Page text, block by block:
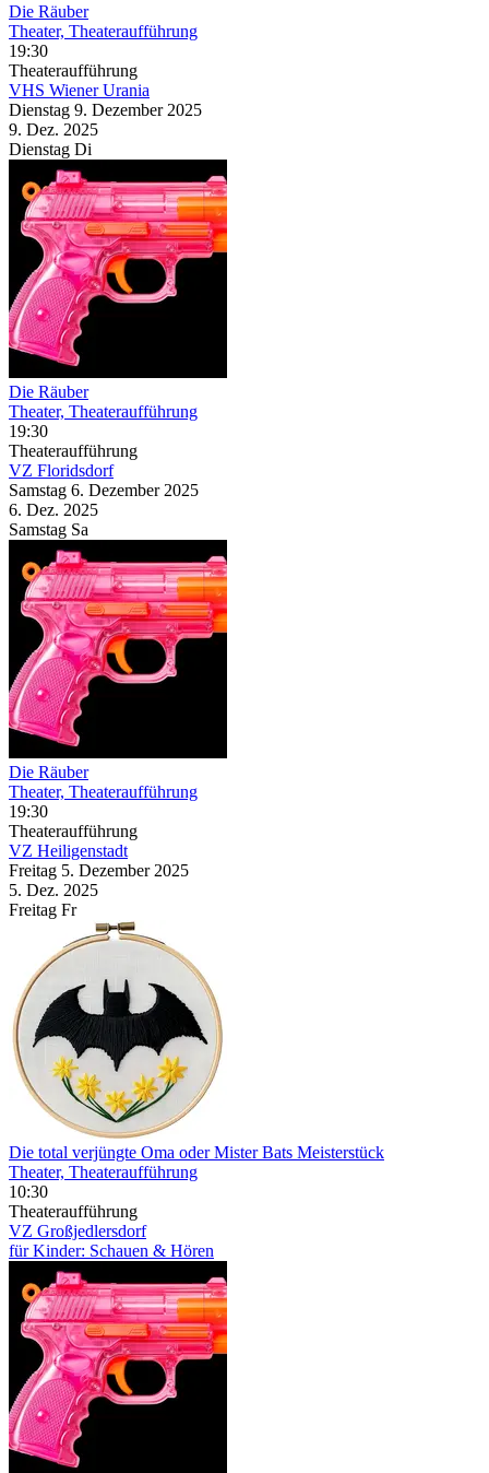
Die Räuber
Theater, Theateraufführung
19:30
Theateraufführung
VHS Wiener Urania
Dienstag 9. Dezember 2025
9. Dez. 2025
Dienstag Di
Die Räuber
Theater, Theateraufführung
19:30
Theateraufführung
VZ Floridsdorf
Samstag 6. Dezember 2025
6. Dez. 2025
Samstag Sa
Die Räuber
Theater, Theateraufführung
19:30
Theateraufführung
VZ Heiligenstadt
Freitag 5. Dezember 2025
5. Dez. 2025
Freitag Fr
Die total verjüngte Oma oder Mister Bats Meisterstück
Theater, Theateraufführung
10:30
Theateraufführung
VZ Großjedlersdorf
für Kinder: Schauen & Hören